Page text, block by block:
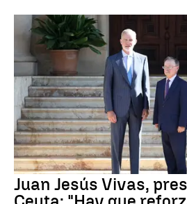
Juan Jesús Vivas,